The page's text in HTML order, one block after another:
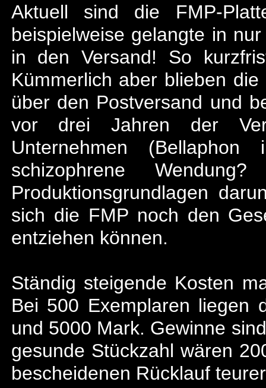
Aktuell sind die FMP-
beispielweise gelangte in
in den Versand! So
Kümmerlich aber blieben
über den Postversand und
vor drei Jahren der
Unternehmen
schizophrene
Produktionsgrundlagen
sich die FMP noch den
entziehen können.
Ständig steigende Kosten
Bei 500 Exemplaren liegen
und 5000 Mark. Gewinne
gesunde Stückzahl wären
bescheidenen Rücklauf